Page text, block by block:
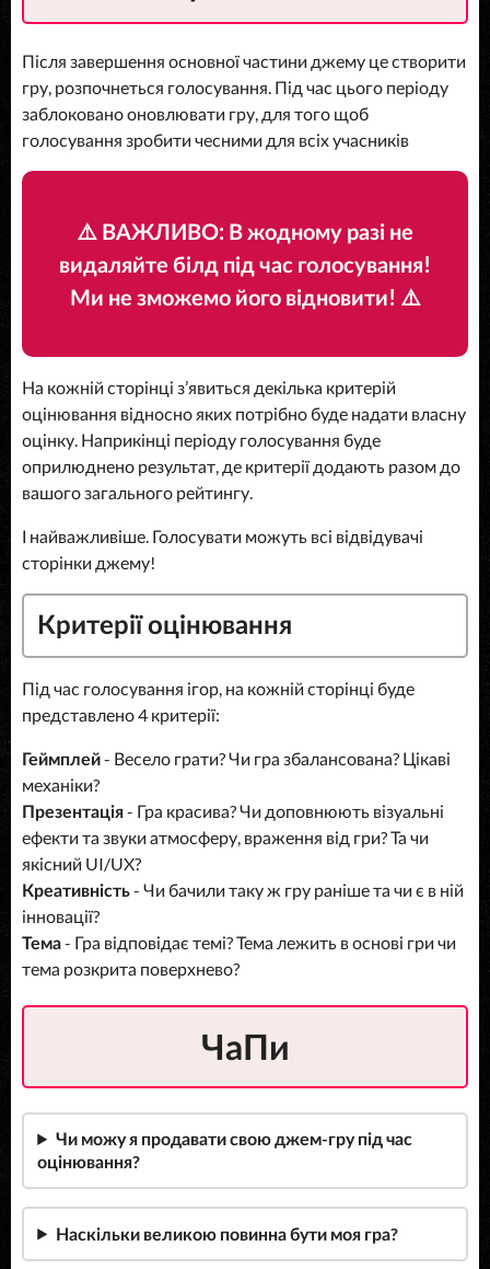
Після завершення основної частини джему це створити
гру, розпочнеться голосування. Під час цього періоду
заблоковано оновлювати гру, для того щоб
голосування зробити чесними для всіх учасників
⚠️ ВАЖЛИВО: В жодному разі не
видаляйте білд під час голосування!
Ми не зможемо його відновити! ⚠️
На кожній сторінці зʼявиться декілька критерій
оцінювання відносно яких потрібно буде надати власну
оцінку. Наприкінці періоду голосування буде
оприлюднено результат, де критерії додають разом до
вашого загального рейтингу.
І найважливіше. Голосувати можуть всі відвідувачі
сторінки джему!
Критерії оцінювання
Під час голосування ігор, на кожній сторінці буде
представлено 4 критерії:
Геймплей- Весело грати? Чи гра збалансована? Цікаві
механіки?
Презентація- Гра красива? Чи доповнюють візуальні
ефекти та звуки атмосферу, враження від гри? Та чи
якісний UI/UX?
Креативність- Чи бачили таку ж гру раніше та чи є в ній
інновації?
Тема- Гра відповідає темі? Тема лежить в основі гри чи
тема розкрита поверхнево?
ЧаПи
Чи можу я продавати свою джем-гру під час
оцінювання?
Наскільки великою повинна бути моя гра?